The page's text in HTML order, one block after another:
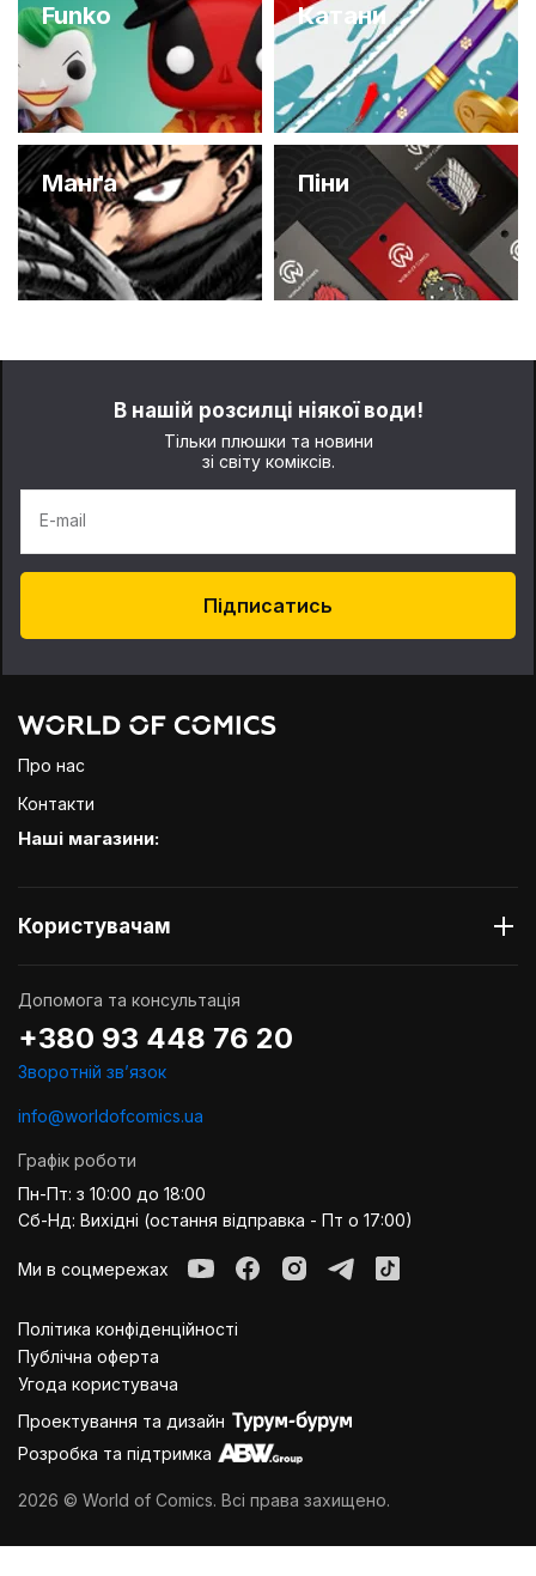
Funko Катани
Манґа Піни
В нашій розсилці ніякої води!
Тільки плюшки та новини
зі світу коміксів.
E-mail
Підписатись
Про нас
Контакти
Наші магазини:
Користувачам
Допомога та консультація
+380 93 448 76 20
Зворотній звʼязок
info@worldofcomics.ua
Графік роботи
Пн-Пт: з 10:00 до 18:00
Сб-Нд: Вихідні (остання відправка - Пт о 17:00)
Ми в соцмережах
Політика конфіденційності
Публiчна оферта
Угода користувача
Проектування та дизайн
Розробка та підтримка
2026 © World of Comics. Всі права захищено.